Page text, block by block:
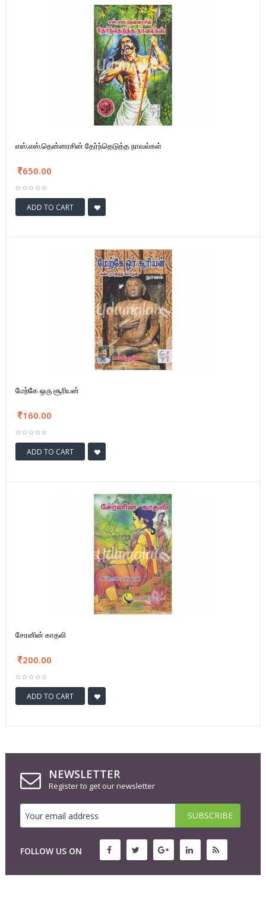
எஸ்.எஸ்.தென்னரசின் தேர்ந்தெடுத்த நாவல்கள்
650.00
ADD TO CART
மேற்கே ஒரு சூரியன்
160.00
ADD TO CART
சேரனின் காதலி
200.00
ADD TO CART
NEWSLETTER
Register to get our newsletter
FOLLOW US ON